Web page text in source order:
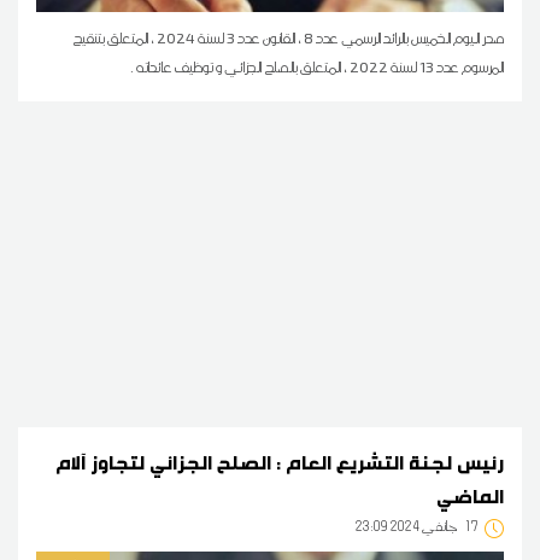
صدر اليوم الخميس بالرائد الرسمي عدد 8 ، القانون عدد 3 لسنة 2024 ، المتعلق بتنقيح
المرسوم عدد 13 لسنة 2022 ، المتعلق بالصلح الجزائي و توظيف عائداته .
رئيس لجنة التشريع العام : الصلح الجزائي لتجاوز آلام
الماضي
17 23:09 2024 جانفي